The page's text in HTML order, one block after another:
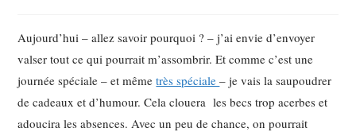
Aujourd’hui – allez savoir pourquoi ? – j’ai envie d’envoyer
valser tout ce qui pourrait m’assombrir. Et comme c’est une
journée spéciale – et mêmetrès spéciale– je vais la saupoudrer
de cadeaux et d’humour. Cela clouera les becs trop acerbes et
adoucira les absences. Avec un peu de chance, on pourrait